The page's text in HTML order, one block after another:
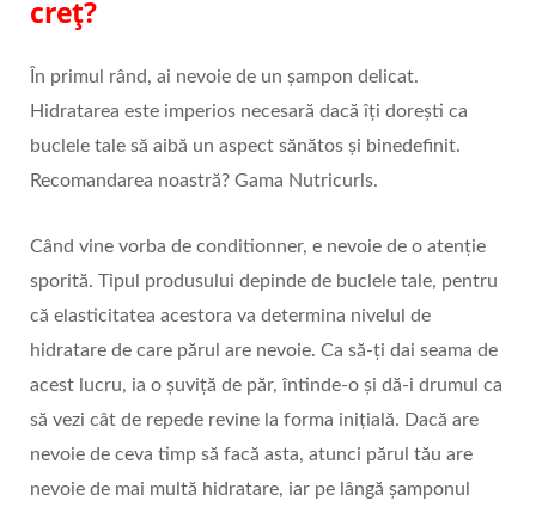
creț?
În primul rând, ai nevoie de un șampon delicat.
Hidratarea este imperios necesară dacă îți dorești ca
buclele tale să aibă un aspect sănătos și binedefinit.
Recomandarea noastră? Gama Nutricurls.
Când vine vorba de conditionner, e nevoie de o atenție
sporită. Tipul produsului depinde de buclele tale, pentru
că elasticitatea acestora va determina nivelul de
hidratare de care părul are nevoie. Ca să-ți dai seama de
acest lucru, ia o șuviță de păr, întinde-o și dă-i drumul ca
să vezi cât de repede revine la forma inițială. Dacă are
nevoie de ceva timp să facă asta, atunci părul tău are
nevoie de mai multă hidratare, iar pe lângă șamponul